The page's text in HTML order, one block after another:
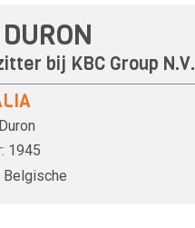
bij KBC Group N.V.
1945
Belgische